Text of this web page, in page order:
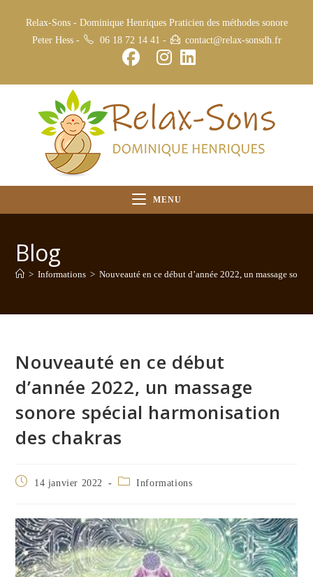
Relax-Sons - Dominique Henriques Praticien des méthodes sonore
Peter Hess -
06 18 72 14 41 - contact@relax-sonsdh.fr
MENU
Blog
> Informations > Nouveauté en ce début d’année 2022, un massage
Nouveauté en ce début
d’année 2022, un massage
sonore spécial harmonisation
des chakras
14 janvier 2022 Informations